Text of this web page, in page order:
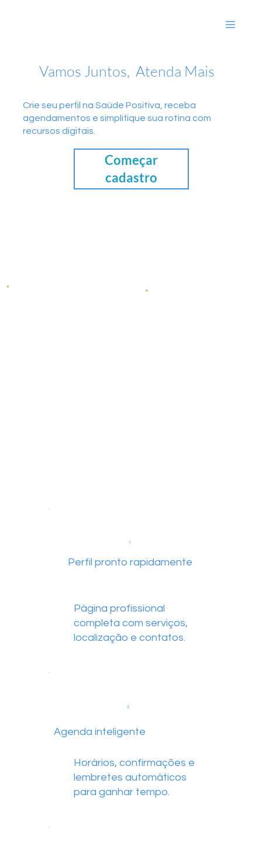
Vamos Juntos, Atenda Mais
Crie seu perfil na Saúde Positiva, receba
agendamentos e simplifique sua rotina com
recursos digitais.
Começar
cadastro
1
Perfil pronto rapidamente
Página profissional
completa com serviços,
localização e contatos.
2
Agenda inteligente
Horários, confirmações e
lembretes automáticos
para ganhar tempo.